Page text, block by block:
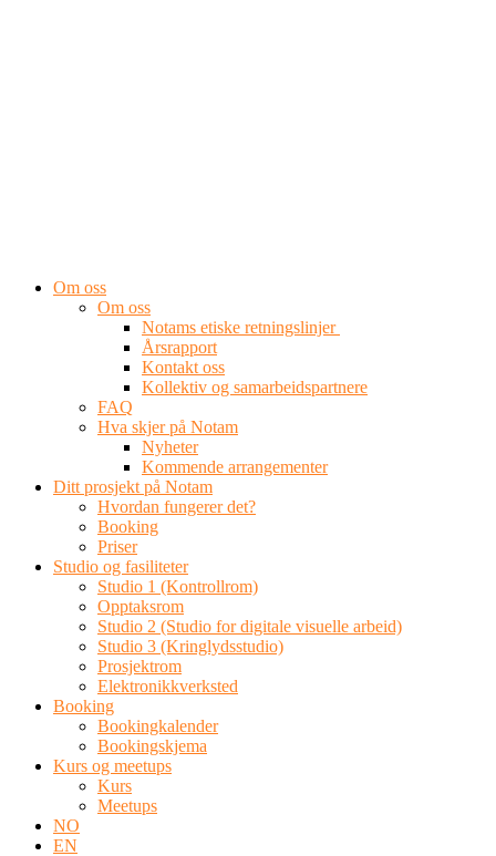
Om oss
Om oss
Notams etiske retningslinjer
Årsrapport
Kontakt oss
Kollektiv og samarbeidspartnere
FAQ
Hva skjer på Notam
Nyheter
Kommende arrangementer
Ditt prosjekt på Notam
Hvordan fungerer det?
Booking
Priser
Studio og fasiliteter
Studio 1 (Kontrollrom)
Opptaksrom
Studio 2 (Studio for digitale visuelle arbeid)
Studio 3 (Kringlydsstudio)
Prosjektrom
Elektronikkverksted
Booking
Bookingkalender
Bookingskjema
Kurs og meetups
Kurs
Meetups
NO
EN